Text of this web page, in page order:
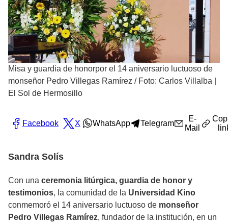
Misa y guardia de honorpor el 14 aniversario luctuoso de
monseñor Pedro Villegas Ramírez / Foto: Carlos Villalba |
El Sol de Hermosillo
Facebook X WhatsApp Telegram
E-
Mail
Sandra Solís
Con una ceremonia litúrgica, guardia de honor y
testimonios, la comunidad de la Universidad Kino
conmemoró el 14 aniversario luctuoso de monseñor
Pedro Villegas Ramírez, fundador de la institución, en un